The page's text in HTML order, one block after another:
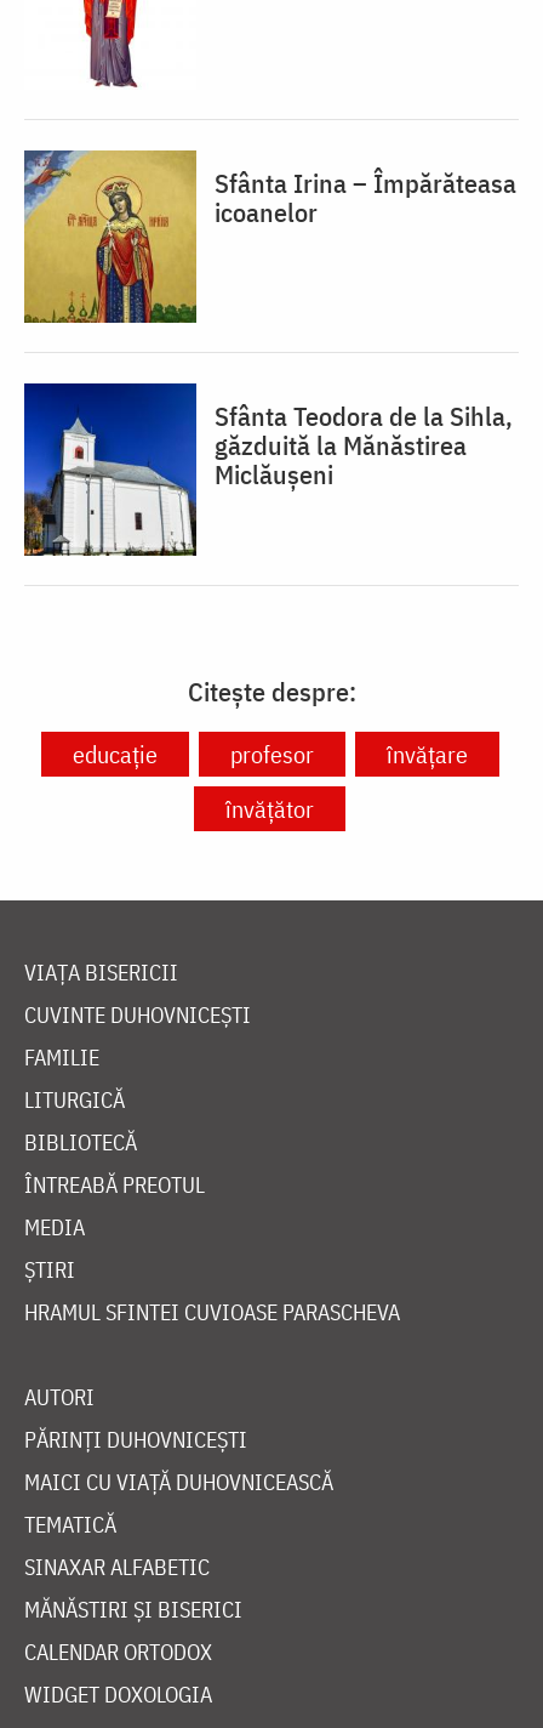
Sfânta Irina – Împărăteasa
icoanelor
Sfânta Teodora de la Sihla,
găzduită la Mănăstirea
Miclăușeni
Citește despre:
educație profesor
învățare
învățător
VIAȚA BISERICII
CUVINTE DUHOVNICEȘTI
FAMILIE
LITURGICĂ
BIBLIOTECĂ
ÎNTREABĂ PREOTUL
MEDIA
ȘTIRI
HRAMUL SFINTEI CUVIOASE PARASCHEVA
AUTORI
PĂRINȚI DUHOVNICEȘTI
MAICI CU VIAȚĂ DUHOVNICEASCĂ
TEMATICĂ
SINAXAR ALFABETIC
MĂNĂSTIRI ȘI BISERICI
CALENDAR ORTODOX
WIDGET DOXOLOGIA